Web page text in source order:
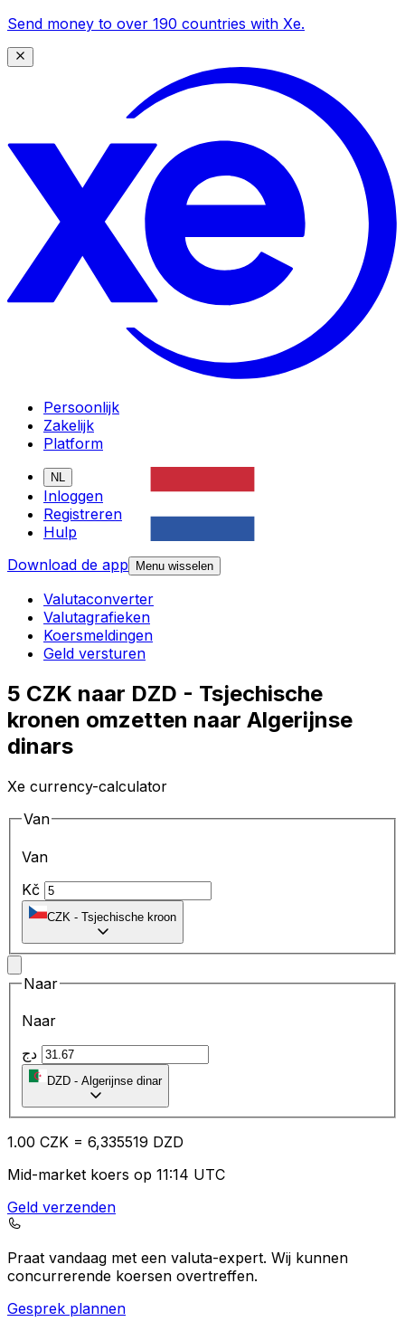
Send money to over 190 countries with Xe.
Persoonlijk
Zakelijk
Platform
NL
Inloggen
Registreren
Hulp
Download de app
Menu wisselen
Valutaconverter
Valutagrafieken
Koersmeldingen
Geld versturen
5 CZK naar DZD - Tsjechische
kronen omzetten naar Algerijnse
dinars
Xe currency-calculator
Van
Van
Kč
CZK - Tsjechische kroon
Naar
Naar
DZD - Algerijnse dinar
1.00 CZK = 6,335519 DZD
Mid-market koers op 11:14 UTC
Geld verzenden
Praat vandaag met een valuta-expert. Wij kunnen
concurrerende koersen overtreffen.
Gesprek plannen